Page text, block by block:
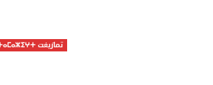
تمازيغت ⵜⴰⵎⴰⵣⵉⵖⵜ